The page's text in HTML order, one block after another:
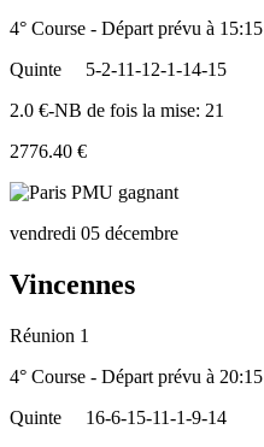
4° Course - Départ prévu à 15:15
Quinte
5-2-11-12-1-14-15
2.0 €-NB de fois la mise: 21
2776.40 €
vendredi 05 décembre
Vincennes
Réunion 1
4° Course - Départ prévu à 20:15
Quinte
16-6-15-11-1-9-14